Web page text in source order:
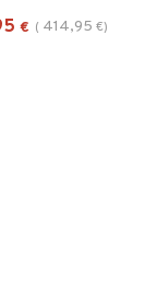
€ ( 414,95 €)